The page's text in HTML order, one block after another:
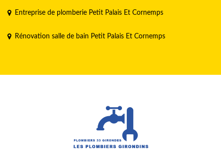
Entreprise de plomberie Petit Palais Et Cornemps
Rénovation salle de bain Petit Palais Et Cornemps